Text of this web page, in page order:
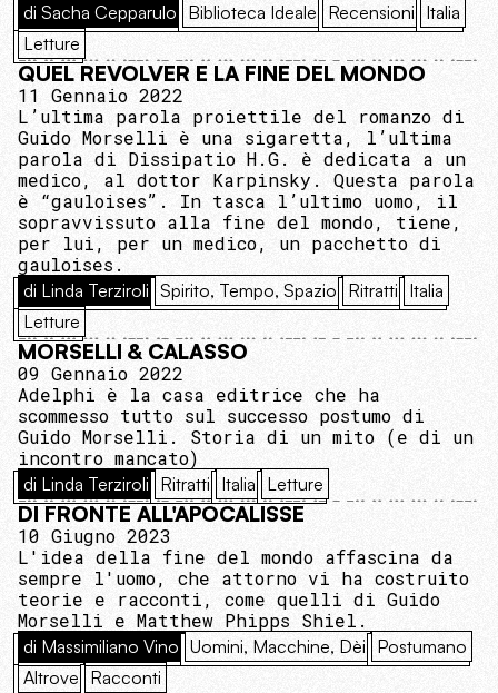
di Sacha Cepparulo Biblioteca Ideale Recensioni Italia
Letture
QUEL REVOLVER E LA FINE DEL MONDO
11 Gennaio 2022
L’ultima parola proiettile del romanzo di
Guido Morselli è una sigaretta, l’ultima
parola di Dissipatio H.G. è dedicata a un
medico, al dottor Karpinsky. Questa parola
è “gauloises”. In tasca l’ultimo uomo, il
sopravvissuto alla fine del mondo, tiene,
per lui, per un medico, un pacchetto di
gauloises.
di Linda Terziroli Spirito, Tempo, Spazio Ritratti Italia
Letture
MORSELLI & CALASSO
09 Gennaio 2022
Adelphi è la casa editrice che ha
scommesso tutto sul successo postumo di
Guido Morselli. Storia di un mito (e di un
incontro mancato)
di Linda Terziroli Ritratti Italia Letture
DI FRONTE ALL'APOCALISSE
10 Giugno 2023
L'idea della fine del mondo affascina da
sempre l'uomo, che attorno vi ha costruito
teorie e racconti, come quelli di Guido
Morselli e Matthew Phipps Shiel.
di Massimiliano Vino Uomini, Macchine, Dèi Postumano
Altrove Racconti